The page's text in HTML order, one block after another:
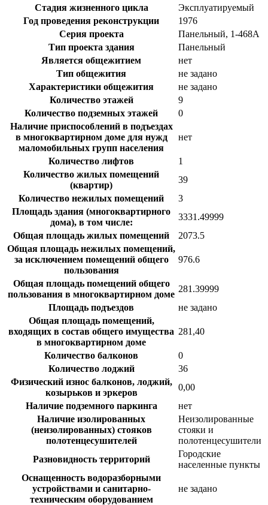
Стадия жизненного цикла
Эксплуатируемый
Год проведения реконструкции
1976
Серия проекта
Панельный, 1-468А
Тип проекта здания
Панельный
Является общежитием
нет
Тип общежития
не задано
Характеристики общежития
не задано
Количество этажей
9
Количество подземных этажей
0
Наличие приспособлений в подъездах
в многоквартирном доме для нужд
маломобильных групп населения
нет
Количество лифтов
1
Количество жилых помещений
(квартир)
39
Количество нежилых помещений
3
Площадь здания (многоквартирного
дома), в том числе:
3331.49999
Общая площадь жилых помещений
2073.5
Общая площадь нежилых помещений,
за исключением помещений общего
пользования
976.6
Общая площадь помещений общего
пользования в многоквартирном доме
281.39999
Площадь подъездов
не задано
Общая площадь помещений,
входящих в состав общего имущества
в многоквартирном доме
281,40
Количество балконов
0
Количество лоджий
36
Физический износ балконов, лоджий,
козырьков и эркеров
0,00
Наличие подземного паркинга
нет
Наличие изолированных
(неизолированных) стояков
полотенцесушителей
Неизолированные
стояки и
полотенцесушители
Разновидность территорий
Городские
населенные пункты
Оснащенность водоразборными
устройствами и санитарно-
техническим оборудованием
не задано